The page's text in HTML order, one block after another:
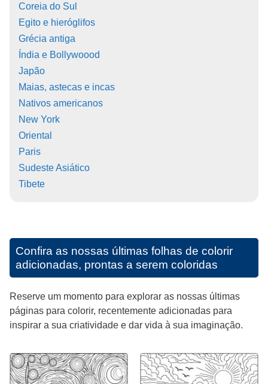
Coreia do Sul
Egito e hieróglifos
Grécia antiga
Índia e Bollywoood
Japão
Maias, astecas e incas
Nativos americanos
New York
Oriental
Paris
Sudeste Asiático
Tibete
Confira as nossas últimas folhas de colorir
adicionadas, prontas a serem coloridas
Reserve um momento para explorar as nossas últimas
páginas para colorir, recentemente adicionadas para
inspirar a sua criatividade e dar vida à sua imaginação.